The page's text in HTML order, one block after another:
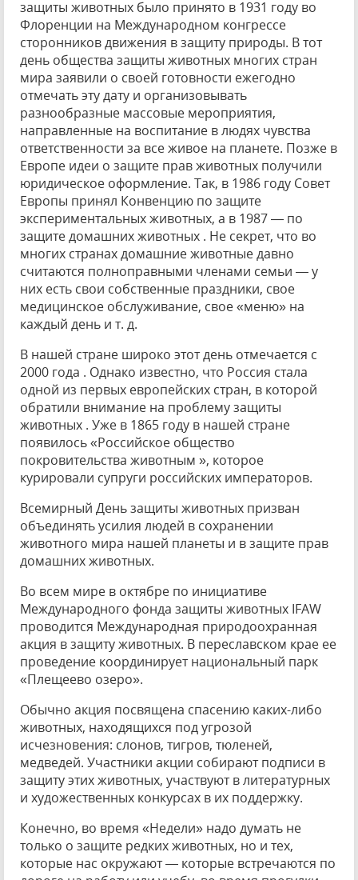
защиты животных было принято в 1931 году во
Флоренции на Международном конгрессе
сторонников движения в защиту природы. В тот
день общества защиты животных многих стран
мира заявили о своей готовности ежегодно
отмечать эту дату и организовывать
разнообразные массовые мероприятия,
направленные на воспитание в людях чувства
ответственности за все живое на планете. Позже в
Европе идеи о защите прав животных получили
юридическое оформление. Так, в 1986 году Совет
Европы принял Конвенцию по защите
экспериментальных животных, а в 1987 — по
защите домашних животных . Не секрет, что во
многих странах домашние животные давно
считаются полноправными членами семьи — у
них есть свои собственные праздники, свое
медицинское обслуживание, свое «меню» на
каждый день и т. д.
В нашей стране широко этот день отмечается с
2000 года . Однако известно, что Россия стала
одной из первых европейских стран, в которой
обратили внимание на проблему защиты
животных . Уже в 1865 году в нашей стране
появилось «Российское общество
покровительства животным », которое
курировали супруги российских императоров.
Всемирный День защиты животных призван
объединять усилия людей в сохранении
животного мира нашей планеты и в защите прав
домашних животных.
Во всем мире в октябре по инициативе
Международного фонда защиты животных IFAW
проводится Международная природоохранная
акция в защиту животных. В переславском крае ее
проведение координирует национальный парк
«Плещеево озеро».
Обычно акция посвящена спасению каких-либо
животных, находящихся под угрозой
исчезновения: слонов, тигров, тюленей,
медведей. Участники акции собирают подписи в
защиту этих животных, участвуют в литературных
и художественных конкурсах в их поддержку.
Конечно, во время «Недели» надо думать не
только о защите редких животных, но и тех,
которые нас окружают — которые встречаются по